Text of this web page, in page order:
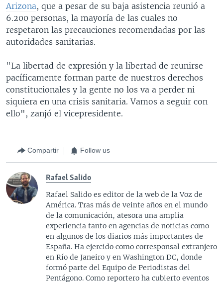
Arizona, que a pesar de su baja asistencia reunió a
6.200 personas, la mayoría de las cuales no
respetaron las precauciones recomendadas por las
autoridades sanitarias.
"La libertad de expresión y la libertad de reunirse
pacíficamente forman parte de nuestros derechos
constitucionales y la gente no los va a perder ni
siquiera en una crisis sanitaria. Vamos a seguir con
ello", zanjó el vicepresidente.
Compartir Follow us
Rafael Salido
Rafael Salido es editor de la web de la Voz de
América. Tras más de veinte años en el mundo
de la comunicación, atesora una amplia
experiencia tanto en agencias de noticias como
en algunos de los diarios más importantes de
España. Ha ejercido como corresponsal extranjero
en Río de Janeiro y en Washington DC, donde
formó parte del Equipo de Periodistas del
Pentágono. Como reportero ha cubierto eventos